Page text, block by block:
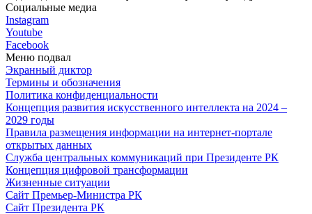
Социальные медиа
Instagram
Youtube
Facebook
Меню подвал
Экранный диктор
Термины и обозначения
Политика конфиденциальности
Концепция развития искусственного интеллекта на 2024 –
2029 годы
Правила размещения информации на интернет-портале
открытых данных
Служба центральных коммуникаций при Президенте РК
Концепция цифровой трансформации
Жизненные ситуации
Сайт Премьер-Министра РК
Сайт Президента РК